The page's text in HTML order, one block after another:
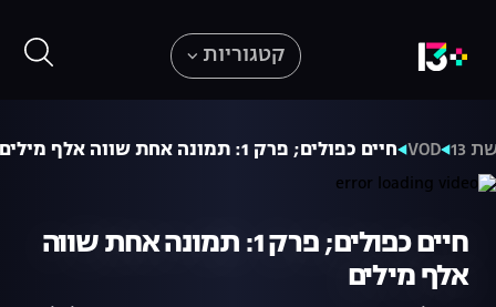
קטגוריות
13
VOD חיים כפולים; פרק 1: תמונה אחת שווה אלף מילים
חיים כפולים; פרק 1: תמונה אחת שווה
אלף מילים